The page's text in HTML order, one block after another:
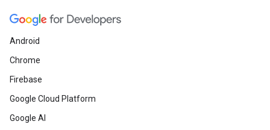
Android
Chrome
Firebase
Google Cloud Platform
Google AI